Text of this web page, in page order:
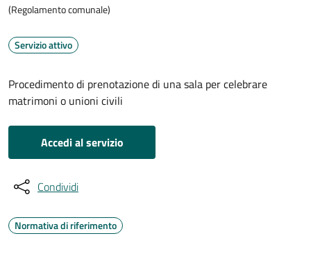
(Regolamento comunale)
Servizio attivo
Procedimento di prenotazione di una sala per celebrare
matrimoni o unioni civili
Accedi al servizio
Condividi
Normativa di riferimento